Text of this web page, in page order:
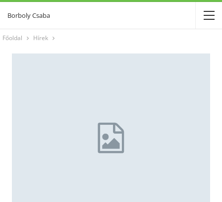
Borboly Csaba
Főoldal Hírek